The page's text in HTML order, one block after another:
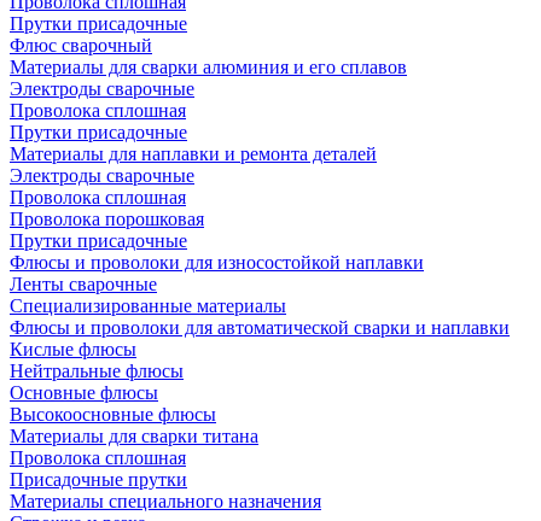
Прутки присадочные
Флюс сварочный
Материалы для сварки алюминия и его сплавов
Электроды сварочные
Проволока сплошная
Прутки присадочные
Материалы для наплавки и ремонта деталей
Электроды сварочные
Проволока сплошная
Проволока порошковая
Прутки присадочные
Флюсы и проволоки для износостойкой наплавки
Ленты сварочные
Специализированные материалы
Флюсы и проволоки для автоматической сварки и наплавки
Кислые флюсы
Нейтральные флюсы
Основные флюсы
Высокоосновные флюсы
Материалы для сварки титана
Проволока сплошная
Присадочные прутки
Материалы специального назначения